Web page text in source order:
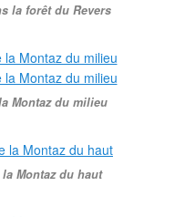
la forêt du Revers
Montaz du milieu
Montaz du haut